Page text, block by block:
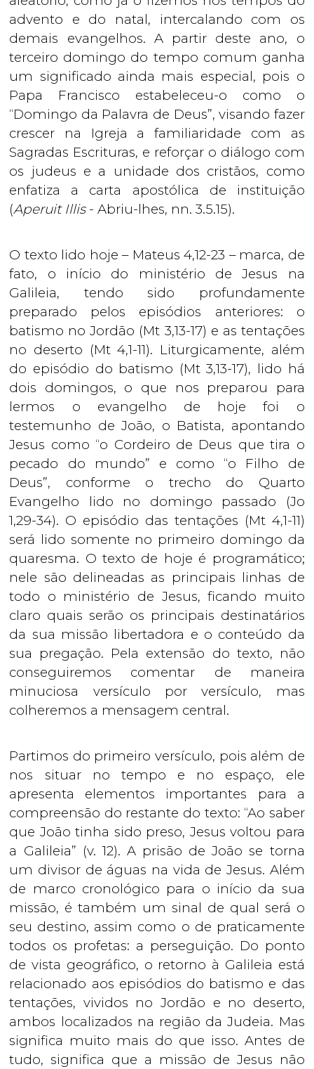
advento e do natal, intercalando com os
demais evangelhos. A partir deste ano, o
terceiro domingo do tempo comum ganha
um significado ainda mais especial, pois o
Papa Francisco estabeleceu-o como o
“Domingo da Palavra de Deus”, visando fazer
crescer na Igreja a familiaridade com as
Sagradas Escrituras, e reforçar o diálogo com
os judeus e a unidade dos cristãos, como
enfatiza a carta apostólica de instituição
(Aperuit Illis- Abriu-lhes, nn. 3.5.15).
O texto lido hoje – Mateus 4,12-23 – marca, de
fato, o início do ministério de Jesus na
Galileia, tendo sido profundamente
preparado pelos episódios anteriores: o
batismo no Jordão (Mt 3,13-17) e as tentações
no deserto (Mt 4,1-11). Liturgicamente, além
do episódio do batismo (Mt 3,13-17), lido há
dois domingos, o que nos preparou para
lermos o evangelho de hoje foi o
testemunho de João, o Batista, apontando
Jesus como “o Cordeiro de Deus que tira o
pecado do mundo” e como “o Filho de
Deus”, conforme o trecho do Quarto
Evangelho lido no domingo passado (Jo
1,29-34). O episódio das tentações (Mt 4,1-11)
será lido somente no primeiro domingo da
quaresma. O texto de hoje é programático;
nele são delineadas as principais linhas de
todo o ministério de Jesus, ficando muito
claro quais serão os principais destinatários
da sua missão libertadora e o conteúdo da
sua pregação. Pela extensão do texto, não
conseguiremos comentar de maneira
minuciosa versículo por versículo, mas
colheremos a mensagem central.
Partimos do primeiro versículo, pois além de
nos situar no tempo e no espaço, ele
apresenta elementos importantes para a
compreensão do restante do texto: “Ao saber
que João tinha sido preso, Jesus voltou para
a Galileia” (v. 12). A prisão de João se torna
um divisor de águas na vida de Jesus. Além
de marco cronológico para o início da sua
missão, é também um sinal de qual será o
seu destino, assim como o de praticamente
todos os profetas: a perseguição. Do ponto
de vista geográfico, o retorno à Galileia está
relacionado aos episódios do batismo e das
tentações, vividos no Jordão e no deserto,
ambos localizados na região da Judeia. Mas
significa muito mais do que isso. Antes de
tudo, significa que a missão de Jesus não